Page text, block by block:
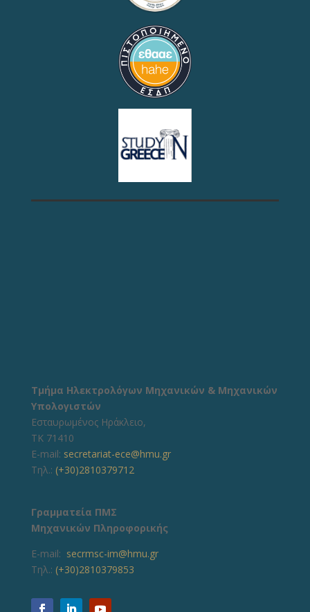
Τμήμα Ηλεκτρολόγων Μηχανικών & Μηχανικών
Υπολογιστών
Εσταυρωμένος Ηράκλειο,
ΤΚ 71410
E-mail: secretariat-ece@hmu.gr
Τηλ.: (+30)2810379712
Γραμματεία ΠΜΣ
Μηχανικών Πληροφορικής
E-mail: secrmsc-im@hmu.gr
Τηλ.: (+30)2810379853